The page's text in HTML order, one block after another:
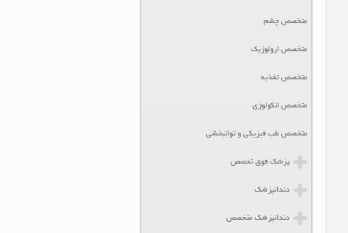
متخصص چشم
متخصص ارولوژیک
متخصص تغذیه
متخصص انکولوژی
متخصص طب فیزیکی و توانبخشی
پزشک فوق تخصص
دندانپزشک
دندانپزشک متخصص